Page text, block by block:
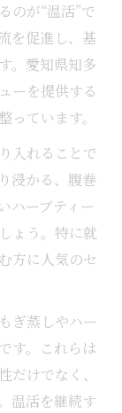
と選び方
イド
手に入れ
活習慣
ルフケア術
利用法
しよう
徹底解説
めのヒン
活用法
方ガイド
のが“温活”で
を促進し、基
。愛知県知多
ーを提供する
ています。
入れることで
浸かる、腹巻
ハーブティー
ょう。特に就
方に人気のセ
ぎ蒸しやハー
す。これらは
けでなく、
温活を継続す